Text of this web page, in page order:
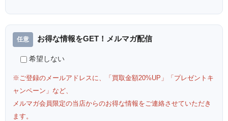
お得な情報をGET！メルマガ配信
希望しない
※ご登録のメールアドレスに、「買取金額20%UP」「プレゼントキ
ャンペーン」など、
メルマガ会員限定の当店からのお得な情報をご連絡させていただき
ます。